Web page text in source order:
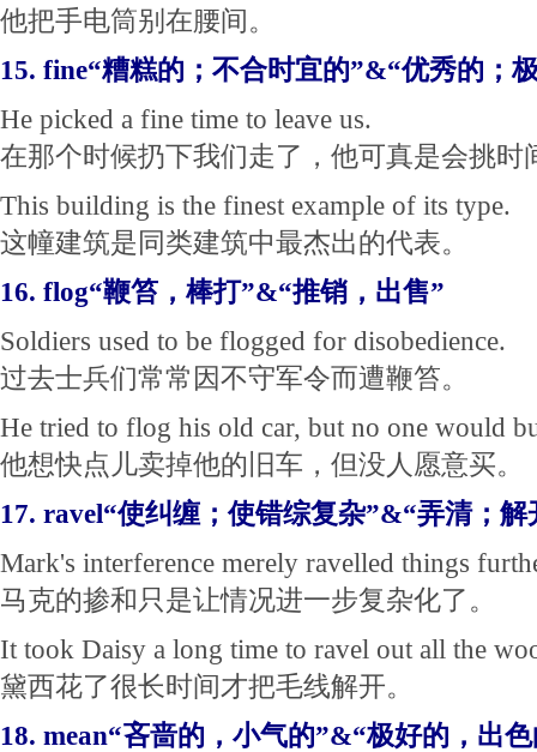
他把手电筒别在腰间。
15. fine“糟糕的；不合时宜的”&“优秀的；
He picked a fine time to leave us.
在那个时候扔下我们走了，他可真是会挑时
This building is the finest example of its type.
这幢建筑是同类建筑中最杰出的代表。
16. flog“鞭笞，棒打”&“推销，出售”
Soldiers used to be flogged for disobedience.
过去士兵们常常因不守军令而遭鞭笞。
He tried to flog his old car, but no one would
他想快点儿卖掉他的旧车，但没人愿意买。
17. ravel“使纠缠；使错综复杂”&“弄清；解
Mark's ​interference ​merely ravelled things
马克的掺和只是让情况进一步复杂化了。
It took Daisy a ​long ​time to ravel out all the
黛西花了很长时间才把毛线解开。
18. mean“吝啬的，小气的”&“极好的，出